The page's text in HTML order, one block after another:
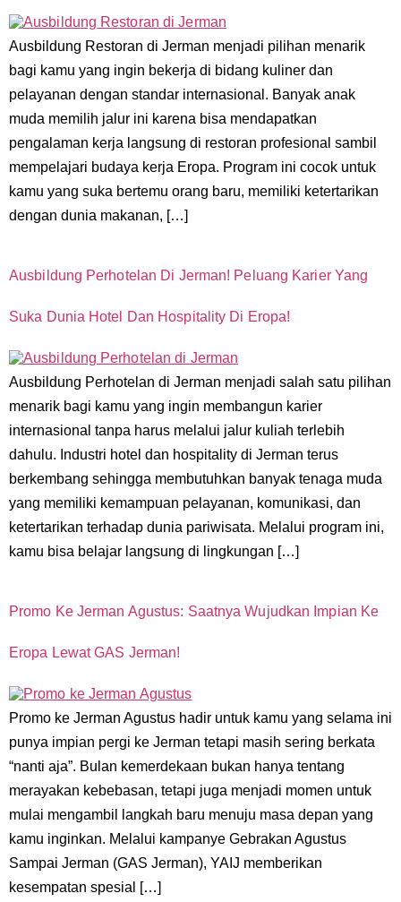
Ausbildung Restoran di Jerman menjadi pilihan menarik
bagi kamu yang ingin bekerja di bidang kuliner dan
pelayanan dengan standar internasional. Banyak anak
muda memilih jalur ini karena bisa mendapatkan
pengalaman kerja langsung di restoran profesional sambil
mempelajari budaya kerja Eropa. Program ini cocok untuk
kamu yang suka bertemu orang baru, memiliki ketertarikan
dengan dunia makanan, […]
Ausbildung Perhotelan Di Jerman! Peluang Karier Yang
Suka Dunia Hotel Dan Hospitality Di Eropa!
Ausbildung Perhotelan di Jerman menjadi salah satu pilihan
menarik bagi kamu yang ingin membangun karier
internasional tanpa harus melalui jalur kuliah terlebih
dahulu. Industri hotel dan hospitality di Jerman terus
berkembang sehingga membutuhkan banyak tenaga muda
yang memiliki kemampuan pelayanan, komunikasi, dan
ketertarikan terhadap dunia pariwisata. Melalui program ini,
kamu bisa belajar langsung di lingkungan […]
Promo Ke Jerman Agustus: Saatnya Wujudkan Impian Ke
Eropa Lewat GAS Jerman!
Promo ke Jerman Agustus hadir untuk kamu yang selama ini
punya impian pergi ke Jerman tetapi masih sering berkata
“nanti aja”. Bulan kemerdekaan bukan hanya tentang
merayakan kebebasan, tetapi juga menjadi momen untuk
mulai mengambil langkah baru menuju masa depan yang
kamu inginkan. Melalui kampanye Gebrakan Agustus
Sampai Jerman (GAS Jerman), YAIJ memberikan
kesempatan spesial […]